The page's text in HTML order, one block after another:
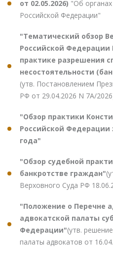
от 02.05.2026) "Об
Российской Федерации"
"Тематический обзор
Российской Федерации
практике разрешения
несостоятельности
(утв. Постановлением
РФ от 29.04.2026 N 7А/
"Обзор практики
Российской Федерации
года"
"Обзор судебной
банкротстве граждан"
Верховного Суда РФ
"Положение о Перечне
адвокатской палаты
Федерации"(утв.
палаты адвокатов от